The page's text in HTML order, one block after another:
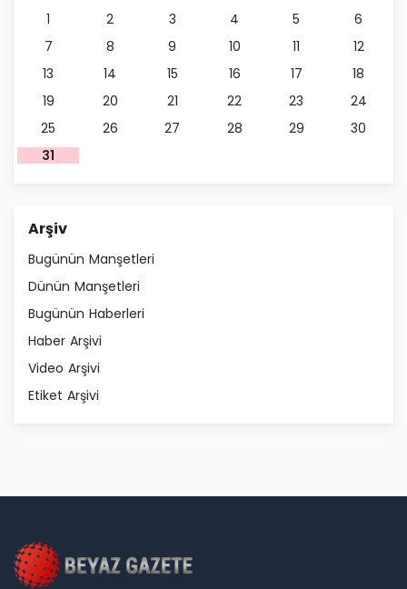
1 2 3 4 5
6
7
8 9 10 11
12
13
14 15 16 17
18
19
20 21 22 23
24
25
26 27 28 29
30
31
Arşiv
Bugünün Manşetleri
Dünün Manşetleri
Bugünün Haberleri
Haber Arşivi
Video Arşivi
Etiket Arşivi